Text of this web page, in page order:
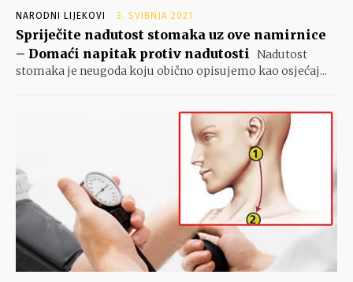
NARODNI LIJEKOVI 3. SVIBNJA 2021.
Spriječite nadutost stomaka uz ove namirnice
– Domaći napitak protiv nadutosti Nadutost
stomaka je neugoda koju obično opisujemo kao osjećaj...